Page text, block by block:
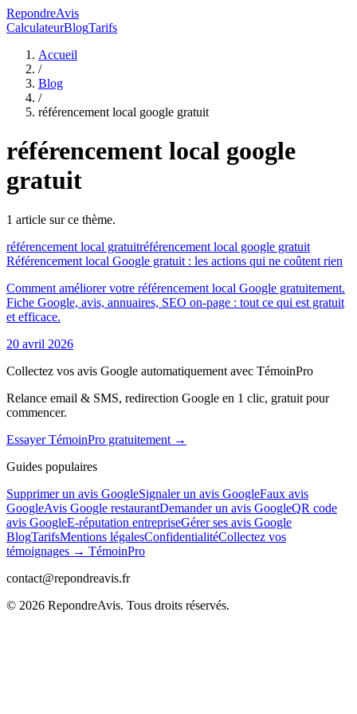
RepondreAvis
CalculateurBlogTarifs
Accueil
/
Blog
/
référencement local google gratuit
référencement local google
gratuit
1 article sur ce thème.
référencement local gratuitréférencement local google gratuit
Référencement local Google gratuit : les actions qui ne coûtent rien
Comment améliorer votre référencement local Google gratuitement.
Fiche Google, avis, annuaires, SEO on-page : tout ce qui est gratuit
et efficace.
20 avril 2026
Collectez vos avis Google automatiquement avec TémoinPro
Relance email & SMS, redirection Google en 1 clic, gratuit pour
commencer.
Essayer TémoinPro gratuitement →
Guides populaires
Supprimer un avis GoogleSignaler un avis GoogleFaux avis
GoogleAvis Google restaurantDemander un avis GoogleQR code
avis GoogleE-réputation entrepriseGérer ses avis Google
BlogTarifsMentions légalesConfidentialitéCollectez vos
témoignages → TémoinPro
contact@repondreavis.fr
© 2026 RepondreAvis. Tous droits réservés.